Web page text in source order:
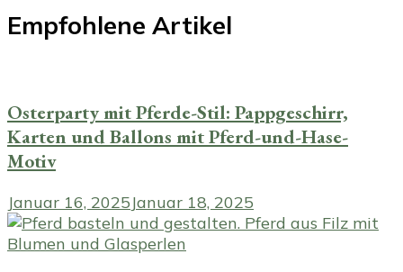
Empfohlene Artikel
Osterparty mit Pferde-Stil: Pappgeschirr,
Karten und Ballons mit Pferd-und-Hase-
Motiv
Januar 16, 2025Januar 18, 2025